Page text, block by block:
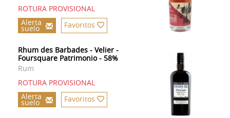
ROTURA PROVISIONAL
Alerta
suelo Favoritos
Rhum des Barbades - Velier -
Foursquare Patrimonio - 58%
Rum
ROTURA PROVISIONAL
Alerta
suelo Favoritos